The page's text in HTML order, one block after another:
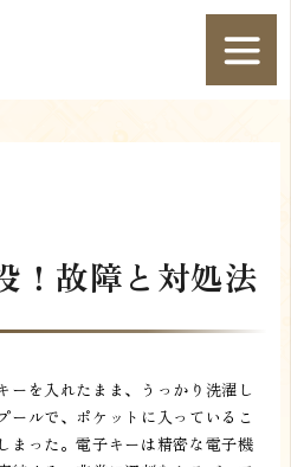
！故障と対処法
ーを入れたまま、うっかり洗濯し
ールで、ポケットに入っているこ
まった。電子キーは精密な電子機